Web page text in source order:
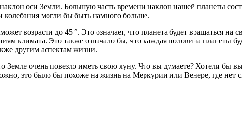
оси Земли. Большую часть времени наклон нашей планеты
колебания могли бы быть намного больше.
возрасти до 45 °. Это означает, что планета будет вращаться на
климата. Это также означало бы, что каждая половина планеты
другим аспектам жизни.
Земле очень повезло иметь свою луну. Что вы думаете? Хотели бы
это было бы похоже на жизнь на Меркурии или Венере, где